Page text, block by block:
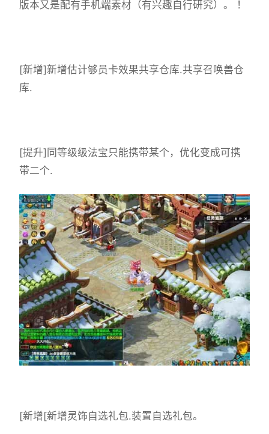
版本又是配有手机端素材（有兴趣自行研究）。 ！
[新增]新增估计够员卡效果共享仓库.共享召唤兽仓
库.
[提升]同等级级法宝只能携带某个，优化变成可携
带二个.
[新增[新增灵饰自选礼包.装置自选礼包。